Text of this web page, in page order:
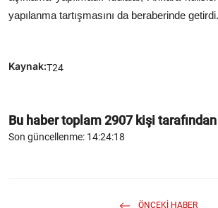
yapılanma tartışmasını da beraberinde getirdi.
Kaynak:T24
Bu haber toplam2907kişi
Son güncellenme: 14:24:18
ÖNCEKI HABER